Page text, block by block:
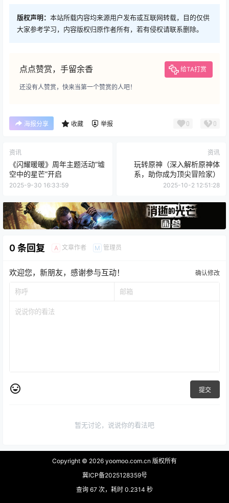
版权声明： 本站所载内容均来源用户发布或互联网转载，目的仅供
大家参考学习，内容版权归原作者所有，若有侵权请联系删除。
点点赞赏，手留余香 给TA打赏
还没有人赞赏，快来当第一个赞赏的人吧！
海报分享 收藏 举报 0 0
资讯
《闪耀暖暖》周年主题活动“墟
空中的星芒”开启
2025-9-30 16:33:59
资讯
玩转原神（深入解析原神体
系，助你成为顶尖冒险家）
2025-10-2 12:51:28
0 条回复 A 文章作者 M 管理员
欢迎您，新朋友，感谢参与互动！ 确认修改
提交
暂无讨论，说说你的看法吧
Copyright © 2026 yoomoo.com.cn 版权所有
冀ICP备2025128359号
查询 67 次，耗时 0.2314 秒